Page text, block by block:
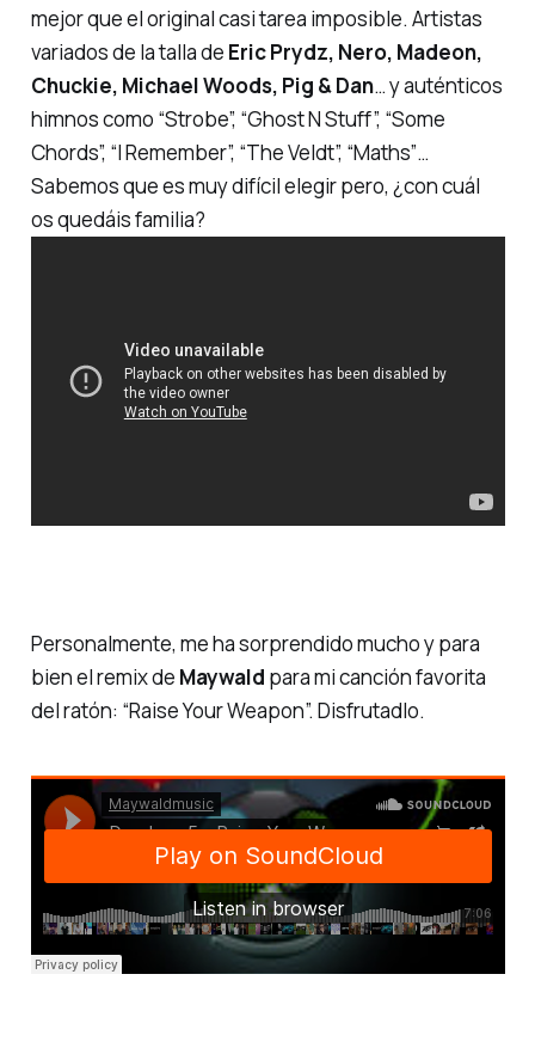
mejor que el original casi tarea imposible. Artistas
variados de la talla de Eric Prydz, Nero, Madeon,
Chuckie, Michael Woods, Pig & Dan… y auténticos
himnos como “Strobe”, “Ghost N Stuff”, “Some
Chords”, “I Remember”, “The Veldt”, “Maths”…
Sabemos que es muy difícil elegir pero, ¿con cuál
os quedáisfamilia?
Personalmente, me ha sorprendido mucho y para
bien el remix de Maywald para mi canción favorita
del ratón: “Raise Your Weapon”. Disfrutadlo.